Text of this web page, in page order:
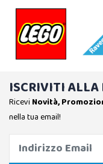
ISCRIVITI ALLA
Ricevi Novità,
nella tua email!